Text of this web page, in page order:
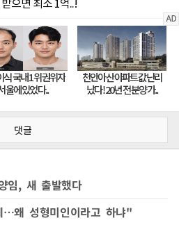
댓글
임, 새 출발했다
왜 성형미인이라고 하냐"